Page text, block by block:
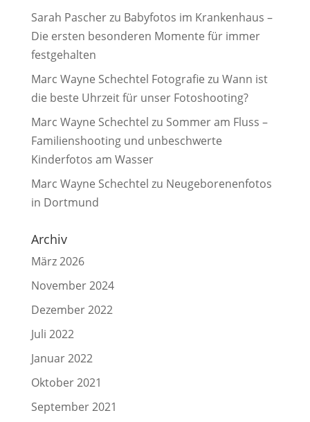
Sarah Pascherzu Babyfotos im Krankenhaus –
Die ersten besonderen Momente für immer
festgehalten
Marc Wayne Schechtel Fotografie zu Wann ist
die beste Uhrzeit für unser Fotoshooting?
Marc Wayne Schechtel zu Sommer am Fluss –
Familienshooting und unbeschwerte
Kinderfotos am Wasser
Marc Wayne Schechtel zu Neugeborenenfotos
in Dortmund
Archiv
März 2026
November 2024
Dezember 2022
Juli 2022
Januar 2022
Oktober 2021
September 2021